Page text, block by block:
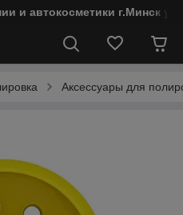
и автокосметики г.Минск
Аксессуары для